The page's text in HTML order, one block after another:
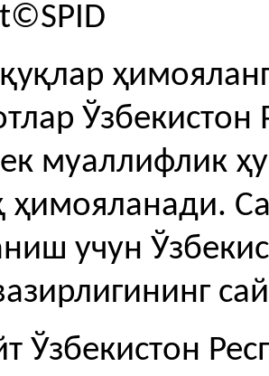
Ўзбекистон
муаллифлик
ҳимояланади.
учун
Ўзбекистон